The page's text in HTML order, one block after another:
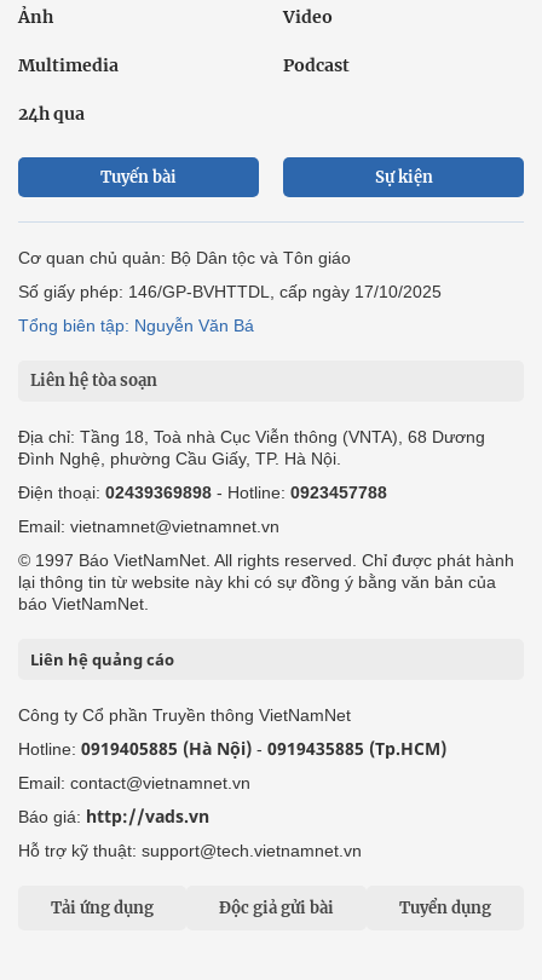
Ảnh Video
Multimedia Podcast
24h qua
Tuyến bài Sự kiện
Cơ quan chủ quản: Bộ Dân tộc và Tôn giáo
Số giấy phép: 146/GP-BVHTTDL, cấp ngày 17/10/2025
Tổng biên tập: Nguyễn Văn Bá
Liên hệ tòa soạn
Địa chỉ: Tầng 18, Toà nhà Cục Viễn thông (VNTA), 68 Dương
Đình Nghệ, phường Cầu Giấy, TP. Hà Nội.
Điện thoại: 02439369898 - Hotline: 0923457788
Email: vietnamnet@vietnamnet.vn
© 1997 Báo VietNamNet. All rights reserved. Chỉ được phát hành
lại thông tin từ website này khi có sự đồng ý bằng văn bản của
báo VietNamNet.
Liên hệ quảng cáo
Công ty Cổ phần Truyền thông VietNamNet
Hotline: 0919405885 (Hà Nội) - 0919435885 (Tp.HCM)
Email: contact@vietnamnet.vn
Báo giá: http://vads.vn
Hỗ trợ kỹ thuật: support@tech.vietnamnet.vn
Tải ứng dụng Độc giả gửi bài Tuyển dụng